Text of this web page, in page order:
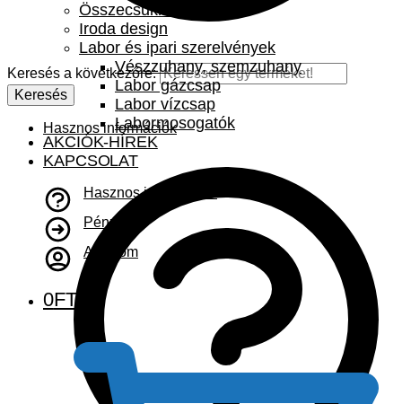
Keresés a következőre:
Keresés
Hasznos információk
Összecsukható asztal
Iroda design
Labor és ipari szerelvények
Vészzuhany, szemzuhany
Labor gázcsap
Labor vízcsap
Labormosogatók
AKCIÓK-HÍREK
KAPCSOLAT
Hasznos információk
Pénztár
A fiókom
0FT